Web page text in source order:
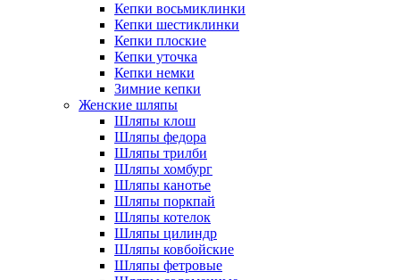
Кепки восьмиклинки
Кепки шестиклинки
Кепки плоские
Кепки уточка
Кепки немки
Зимние кепки
Женские шляпы
Шляпы клош
Шляпы федора
Шляпы трилби
Шляпы хомбург
Шляпы канотье
Шляпы поркпай
Шляпы котелок
Шляпы цилиндр
Шляпы ковбойские
Шляпы фетровые